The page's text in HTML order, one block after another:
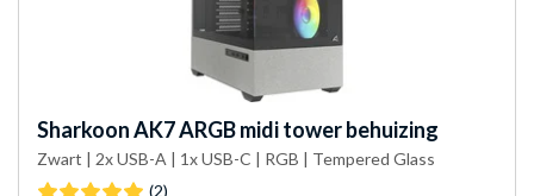
SharkoonAK7 ARGB midi tower behuizing
Zwart | 2x USB-A | 1x USB-C | RGB | Tempered Glass
(2)